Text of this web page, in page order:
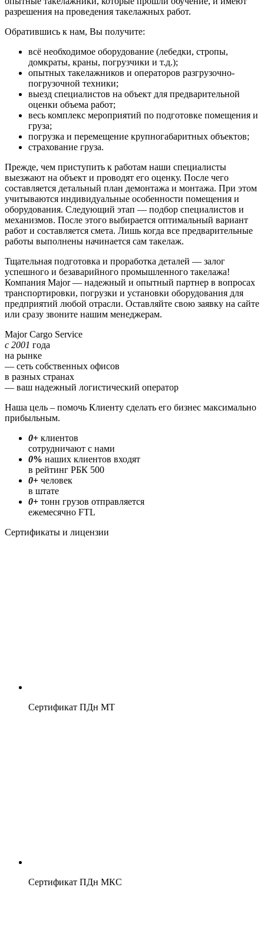
разрешения на проведения такелажных работ.
Обратившись к нам, Вы получите:
всё необходимое оборудование (лебедки, стропы,
домкраты, краны, погрузчики и т.д.);
опытных такелажников и операторов разгрузочно-
погрузочной техники;
выезд специалистов на объект для предварительной
оценки объема работ;
весь комплекс мероприятий по подготовке помещения и
груза;
погрузка и перемещение крупногабаритных объектов;
страхование груза.
Прежде, чем приступить к работам наши специалисты
выезжают на объект и проводят его оценку. После чего
составляется детальный план демонтажа и монтажа. При этом
учитываются индивидуальные особенности помещения и
оборудования. Следующий этап — подбор специалистов и
механизмов. После этого выбирается оптимальный вариант
работ и составляется смета. Лишь когда все предварительные
работы выполнены начинается сам такелаж.
Тщательная подготовка и проработка деталей — залог
успешного и безаварийного промышленного такелажа!
Компания Major — надежный и опытный партнер в вопросах
транспортировки, погрузки и установки оборудования для
предприятий любой отрасли. Оставляйте свою заявку на сайте
или сразу звоните нашим менеджерам.
Major Cargo Service
с 2001 года
на рынке
— сеть собственных офисов
в разных странах
— ваш надежный логистический оператор
Наша цель – помочь Клиенту сделать его бизнес максимально
прибыльным.
0+ клиентов
сотрудничают с нами
0% наших клиентов входят
в рейтинг РБК 500
0+ человек
в штате
0+ тонн грузов отправляется
ежемесячно FTL
Сертификаты и лицензии
Сертификат ПДн МТ
Сертификат ПДн МКС